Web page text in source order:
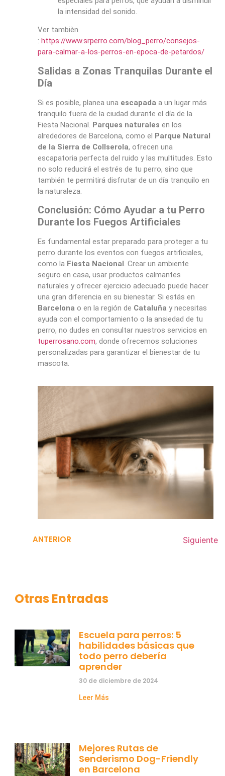
la intensidad del sonido.
Ver tambièn
: https://www.srperro.com/blog_perro/consejos-
para-calmar-a-los-perros-en-epoca-de-petardos/
Salidas a Zonas Tranquilas Durante el
Día
Si es posible, planea una escapada a un lugar más
tranquilo fuera de la ciudad durante el día de la
Fiesta Nacional. Parques naturales en los
alrededores de Barcelona, como el Parque Natural
de la Sierra de Collserola, ofrecen una
escapatoria perfecta del ruido y las multitudes. Esto
no solo reducirá el estrés de tu perro, sino que
también te permitirá disfrutar de un día tranquilo en
la naturaleza.
Conclusión: Cómo Ayudar a tu Perro
Durante los Fuegos Artificiales
Es fundamental estar preparado para proteger a tu
perro durante los eventos con fuegos artificiales,
como la Fiesta Nacional. Crear un ambiente
seguro en casa, usar productos calmantes
naturales y ofrecer ejercicio adecuado puede hacer
una gran diferencia en su bienestar. Si estás en
Barcelona o en la región de Cataluña y necesitas
ayuda con el comportamiento o la ansiedad de tu
perro, no dudes en consultar nuestros servicios en
tuperrosano.com, donde ofrecemos soluciones
personalizadas para garantizar el bienestar de tu
mascota.
ANTERIOR Siguiente
Otras Entradas
Escuela para perros: 5
habilidades básicas que
todo perro debería
aprender
30 de diciembre de 2024
Leer Más
Mejores Rutas de
Senderismo Dog-Friendly
en Barcelona